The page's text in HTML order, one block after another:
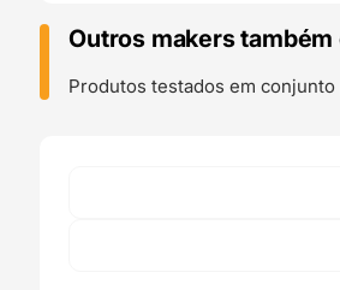
de
Precisão
para
Outros makers
Produtos testados em